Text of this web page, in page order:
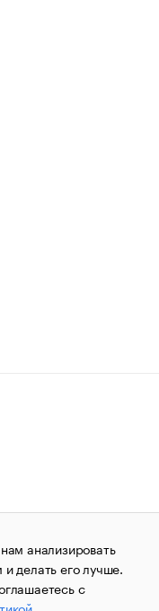
авторских прав
Сообщения
«РБК»
по надзору в сфере
анализировать
делать его лучше.
с